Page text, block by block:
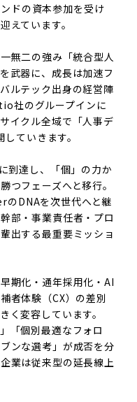
ドの資本参加を受け
えています。
無二の強み「統合型人
武器に、成長は加速フ
ルテック出身の経営陣
社のグループインに
イクル全域で「人事デ
ていきます。
到達し、「個」の力か
つフェーズへと移行。
DNAを次世代へと継
部・事業責任者・プロ
出する最重要ミッショ
期化・通年採用化・AI
者体験（CX）の差別
く変容しています。
「個別最適なフォロ
ンな選考」が成否を分
業は従来型の延長線上